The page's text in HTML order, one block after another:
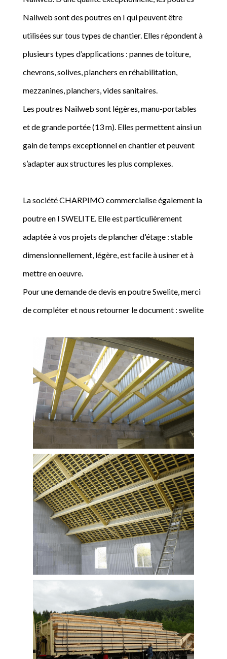
Nailweb sont des poutres en I qui peuvent être
utilisées sur tous types de chantier. Elles répondent à
plusieurs types d’applications : pannes de toiture,
chevrons, solives, planchers en réhabilitation,
mezzanines, planchers, vides sanitaires.
Les poutres Nailweb sont légères, manu-portables
et de grande portée (13 m). Elles permettent ainsi un
gain de temps exceptionnel en chantier et peuvent
s’adapter aux structures les plus complexes.
La société CHARPIMO commercialise également la
poutre en I SWELITE. Elle est particulièrement
adaptée à vos projets de plancher d'étage : stable
dimensionnellement, légère, est facile à usiner et à
mettre en oeuvre.
Pour une demande de devis en poutre Swelite, merci
de compléter et nous retourner le document : swelite